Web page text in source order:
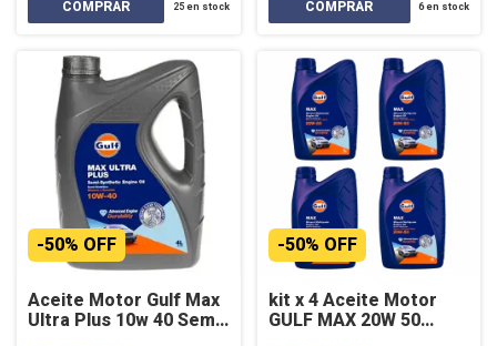
25en stock 6en stock
Aceite Motor Gulf Max
Ultra Plus 10w 40 Semi-
-50% OFF
kit x 4 Aceite Motor
GULF MAX 20W 50
-50% OFF